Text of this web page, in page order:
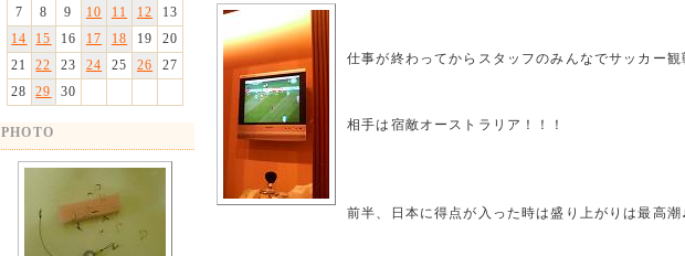
7
8 9 10 11 12
13
14
15 16 17 18 19
20
21
22 23 24 25 26
27
28
29 30
PHOTO
仕事が終わってからスタッフのみんなでサッカー
相手は宿敵オーストラリア！！！
前半、日本に得点が入った時は盛り上がりは最高潮